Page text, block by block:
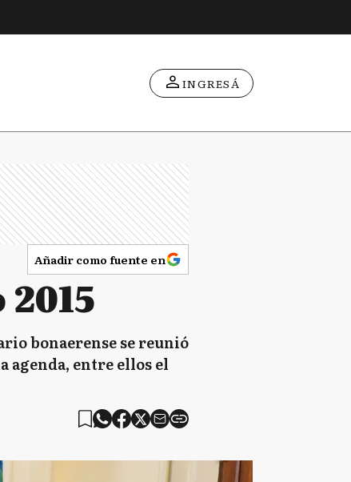
INGRESÁ
Añadir como fuente en
bonaerense se reunió
agenda, entre ellos el